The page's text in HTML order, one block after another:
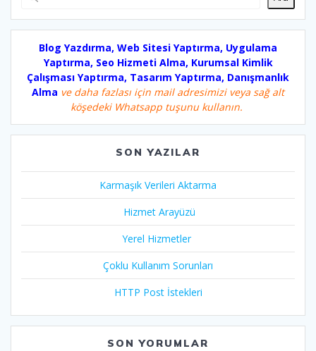
Blog Yazdırma, Web Sitesi Yaptırma, Uygulama
Yaptırma, Seo Hizmeti Alma, Kurumsal Kimlik
Çalışması Yaptırma, Tasarım Yaptırma, Danışmanlık
Alma ve daha fazlası için mail adresimizi veya sağ alt
köşedeki Whatsapp tuşunu kullanın.
SON YAZILAR
Karmaşık Verileri Aktarma
Hizmet Arayüzü
Yerel Hizmetler
Çoklu Kullanım Sorunları
HTTP Post İstekleri
SON YORUMLAR